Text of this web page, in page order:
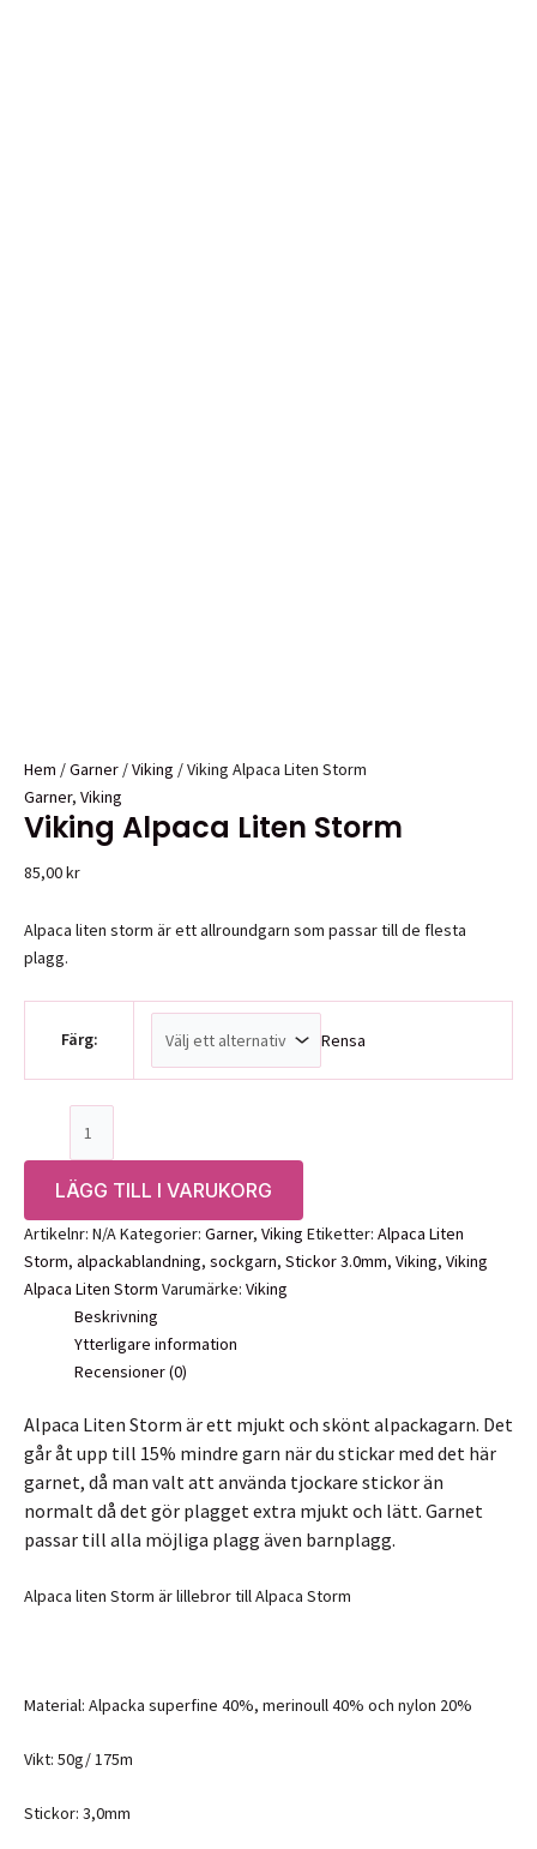
Hem /Garner /Viking / Viking Alpaca Liten Storm
Garner, Viking
Viking Alpaca Liten Storm
85,00kr
Alpaca liten storm är ett allroundgarn som passar till de flesta
plagg.
Färg: Rensa
Storm
mängd
LÄGG TILL I VARUKORG
Artikelnr: N/AKategorier: Garner, Viking Etiketter: Alpaca Liten
Storm, alpackablandning, sockgarn, Stickor 3.0mm, Viking, Viking
Alpaca Liten Storm Varumärke: Viking
Beskrivning
Ytterligare information
Recensioner (0)
Alpaca Liten Storm är ett mjukt och skönt alpackagarn. Det
går åt upp till 15% mindre garn när du stickar med det här
garnet, då man valt att använda tjockare stickor än
normalt då det gör plagget extra mjukt och lätt. Garnet
passar till alla möjliga plagg även barnplagg.
Alpaca liten Storm är lillebror till Alpaca Storm
Material: Alpacka superfine 40%, merinoull 40% och nylon 20%
Vikt: 50g/ 175m
Stickor: 3,0mm